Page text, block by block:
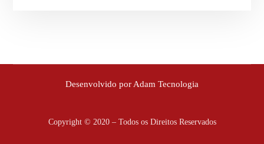
Desenvolvido por Adam Tecnologia
Copyright © 2020 – Todos os Direitos Reservados